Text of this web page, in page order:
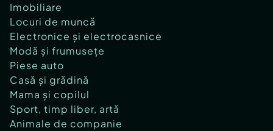
Imobiliare
Locuri de muncă
Electronice și electrocasnice
Modă și frumusețe
Piese auto
Casă și grădină
Mama și copilul
Sport, timp liber, artă
Animale de companie